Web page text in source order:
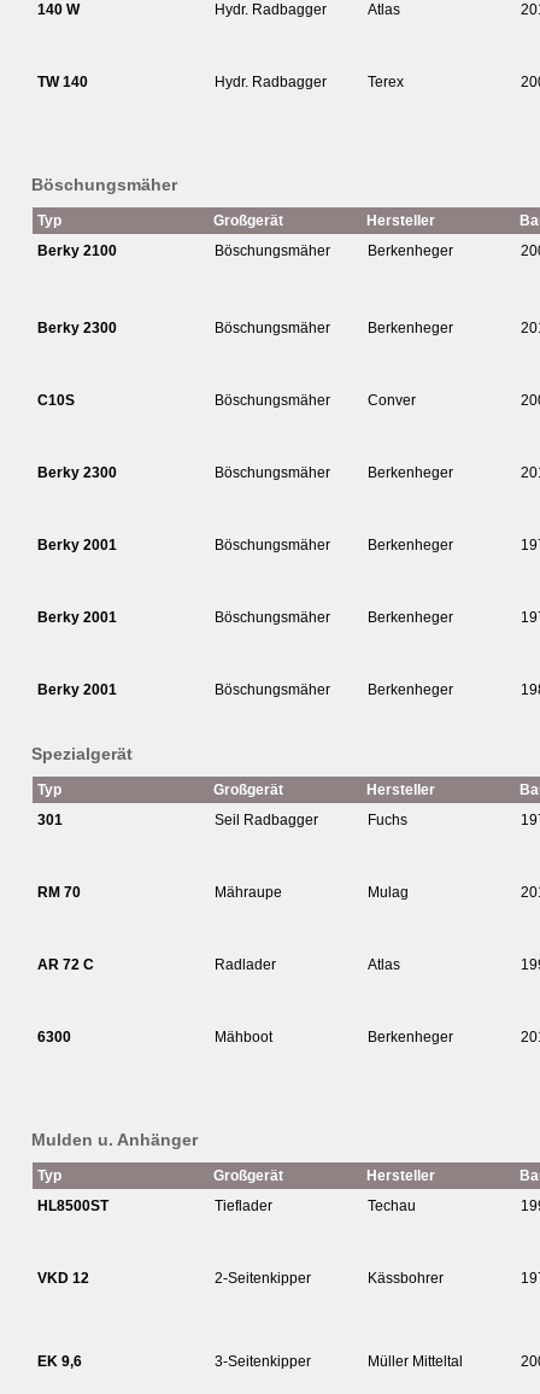
140 W Hydr. Radbagger Atlas
TW 140 Hydr. Radbagger Terex
Böschungsmäher
Typ Großgerät Hersteller
Berky 2100
Böschungsmäher Berkenheger
Berky 2300 Böschungsmäher Berkenheger
C10S Böschungsmäher Conver
Berky 2300 Böschungsmäher Berkenheger
Berky 2001 Böschungsmäher Berkenheger
Berky 2001 Böschungsmäher Berkenheger
Berky 2001 Böschungsmäher Berkenheger
Spezialgerät
Typ Großgerät Hersteller
301
Seil Radbagger Fuchs
RM 70 Mähraupe Mulag
AR 72 C Radlader Atlas
6300 Mähboot Berkenheger
Mulden u. Anhänger
Typ Großgerät Hersteller
HL8500ST
Tieflader Techau
VKD 12 2-Seitenkipper Kässbohrer
EK 9,6 3-Seitenkipper Müller Mitteltal